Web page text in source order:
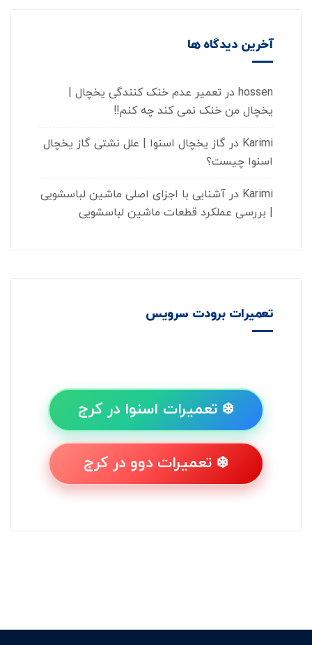
آخرین دیدگاه ها
hossen در تعمیر عدم خنک کنندگی یخچال |
یخچال من خنک نمی کند چه کنم!!
Karimi در گاز یخچال اسنوا | علل نشتی گاز یخچال
اسنوا چیست؟
Karimi در آشنایی با اجزای اصلی ماشین لباسشویی
| بررسی عملکرد قطعات ماشین لباسشویی
تعمیرات برودت سرویس
❄️ تعمیرات اسنوا در کرج
❄️ تعمیرات دوو در کرج